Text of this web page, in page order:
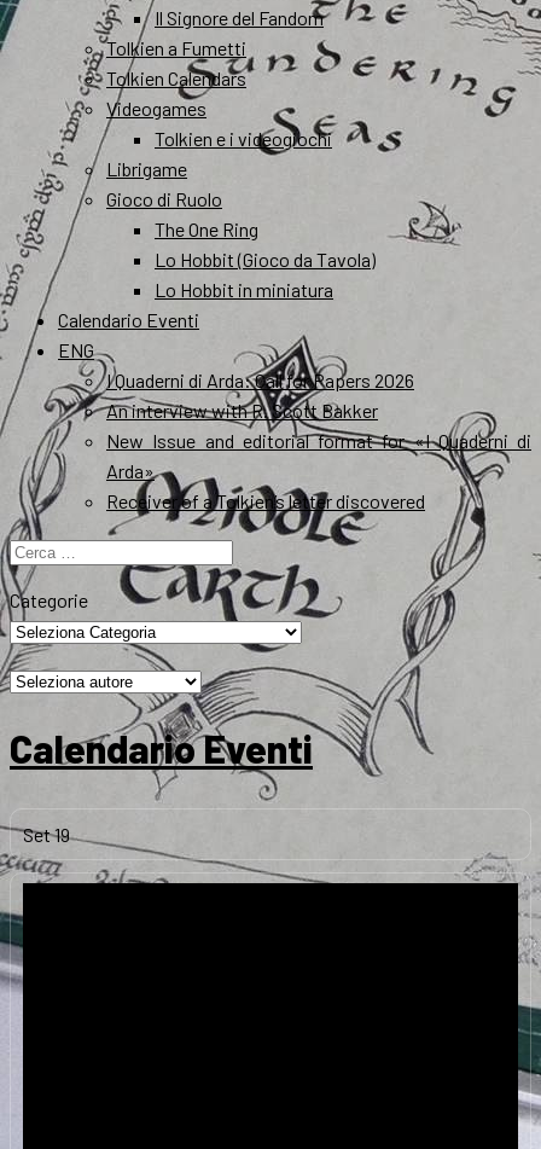
Il Signore del Fandom
Tolkien a Fumetti
Tolkien Calendars
Videogames
Tolkien e i videogiochi
Librigame
Gioco di Ruolo
The One Ring
Lo Hobbit (Gioco da Tavola)
Lo Hobbit in miniatura
Calendario Eventi
ENG
I Quaderni di Arda: Call for Papers 2026
An interview with R. Scott Bakker
New Issue and editorial format for «I Quaderni di
Arda»
Receiver of a Tolkien’s letter discovered
Ricerca
per:
Categorie
Calendario Eventi
Set19